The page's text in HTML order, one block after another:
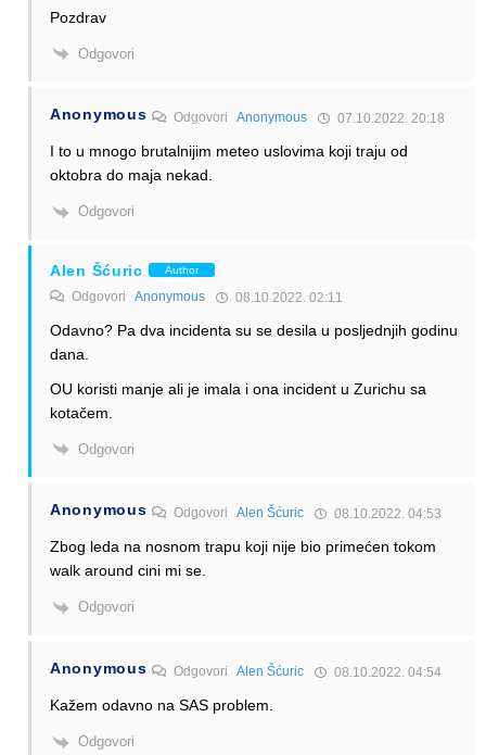
Pozdrav
Odgovori
Anonymous OdgovoriAnonymous 07.10.2022. 20:18
I to u mnogo brutalnijim meteo uslovima koji traju od
oktobra do maja nekad.
Odgovori
Alen Šćuric Author
Odgovori Anonymous 08.10.2022. 02:11
Odavno? Pa dva incidenta su se desila u posljednjih godinu
dana.
OU koristi manje ali je imala i ona incident u Zurichu sa
kotačem.
Odgovori
Anonymous OdgovoriAlen Šćuric 08.10.2022. 04:53
Zbog leda na nosnom trapu koji nije bio primećen tokom
walk around cini mi se.
Odgovori
Anonymous OdgovoriAlen Šćuric 08.10.2022. 04:54
Kažem odavno na SAS problem.
Odgovori